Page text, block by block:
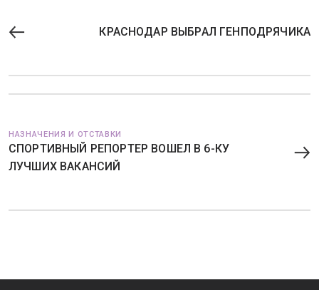
КРАСНОДАР ВЫБРАЛ ГЕНПОДРЯЧИКА
НАЗНАЧЕНИЯ И ОТСТАВКИ
СПОРТИВНЫЙ РЕПОРТЕР ВОШЕЛ В 6-КУ
ЛУЧШИХ ВАКАНСИЙ